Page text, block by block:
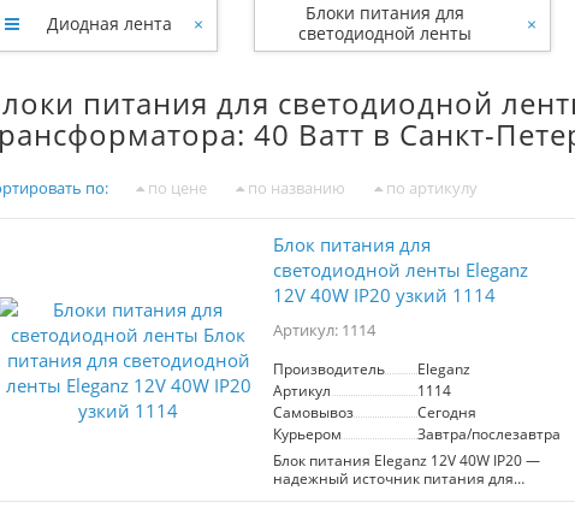
Диодная лента ×
Блоки питания для
светодиодной ленты
×
питания для светодиодной
40 Ватт в Санкт-
по: по цене по названию по артикулу
Блок питания для
светодиодной ленты Eleganz
12V 40W IP20 узкий 1114
Артикул: 1114
Производитель
Eleganz
Артикул
1114
Самовывоз
Сегодня
Курьером
Завтра/послезавтра
Блок питания Eleganz 12V 40W IP20 —
надежный источник питания для
светодиодных лент и светильников.